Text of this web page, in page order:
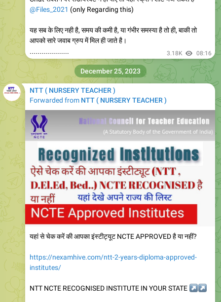
यह सब के लिए नही है, समय की कमी है, या गंभीर समस्या है तो ही, बाकी तो
....................
3.18K 08:16
NTT ( NURSERY TEACHER )
Forwarded fromNTT ( NURSERY TEACHER )
यहां से चेक करें की आपका इंस्टीट्यूट NCTE APPROVED है या नहीं?
https://nexamhive.com/ntt-2-years-diploma-approved-
NTT NCTE RECOGNISED INSTITUTE IN YOUR STATE
Check now